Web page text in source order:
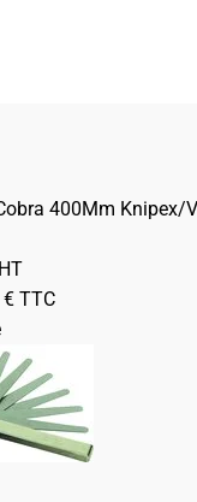
400Mm Knipex/
HT
€ TTC